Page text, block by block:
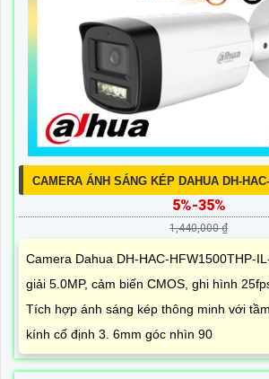
CAMERA ÁNH SÁNG KÉP DAHUA DH-
5%-35%
1,440,000 ₫
Camera Dahua DH-HAC-HFW1500THP-
giải 5.0MP, cảm biến CMOS, ghi hình
Tích hợp ánh sáng kép thông minh với
kính cố định 3. 6mm góc nhìn 90